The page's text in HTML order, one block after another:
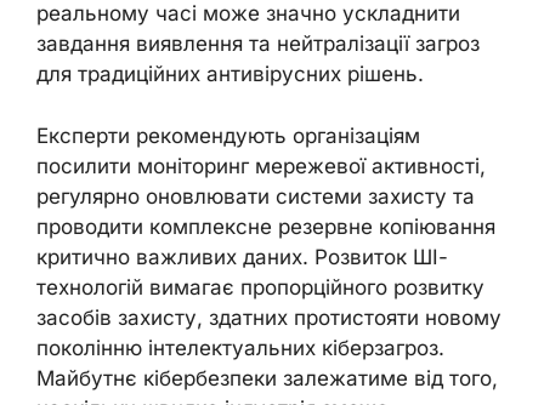
реальному часі може значно ускладнити
завдання виявлення та нейтралізації загроз
для традиційних антивірусних рішень.
Експерти рекомендують організаціям
посилити моніторинг мережевої активності,
регулярно оновлювати системи захисту та
проводити комплексне резервне копіювання
критично важливих даних. Розвиток ШІ-
технологій вимагає пропорційного розвитку
засобів захисту, здатних протистояти новому
поколінню інтелектуальних кіберзагроз.
Майбутнє кібербезпеки залежатиме від того,